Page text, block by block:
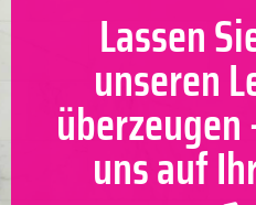
Lassen
unseren
uns auf